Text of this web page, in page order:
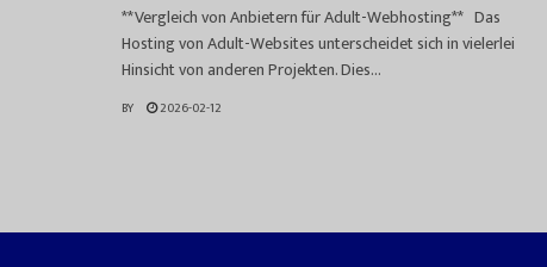
**Vergleich von Anbietern für Adult-Webhosting** Das
Hosting von Adult-Websites unterscheidet sich in vielerlei
Hinsicht von anderen Projekten. Dies...
BY 2026-02-12